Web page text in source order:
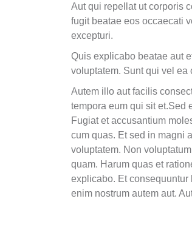
Aut qui repellat ut corporis
fugit beatae eos occaecati
excepturi.
Quis explicabo beatae aut
voluptatem. Sunt qui vel ea
Autem illo aut facilis
tempora eum qui sit et.Sed
Fugiat et accusantium
cum quas. Et sed in magni
voluptatem. Non
quam. Harum quas et
explicabo. Et consequuntur
enim nostrum autem aut.